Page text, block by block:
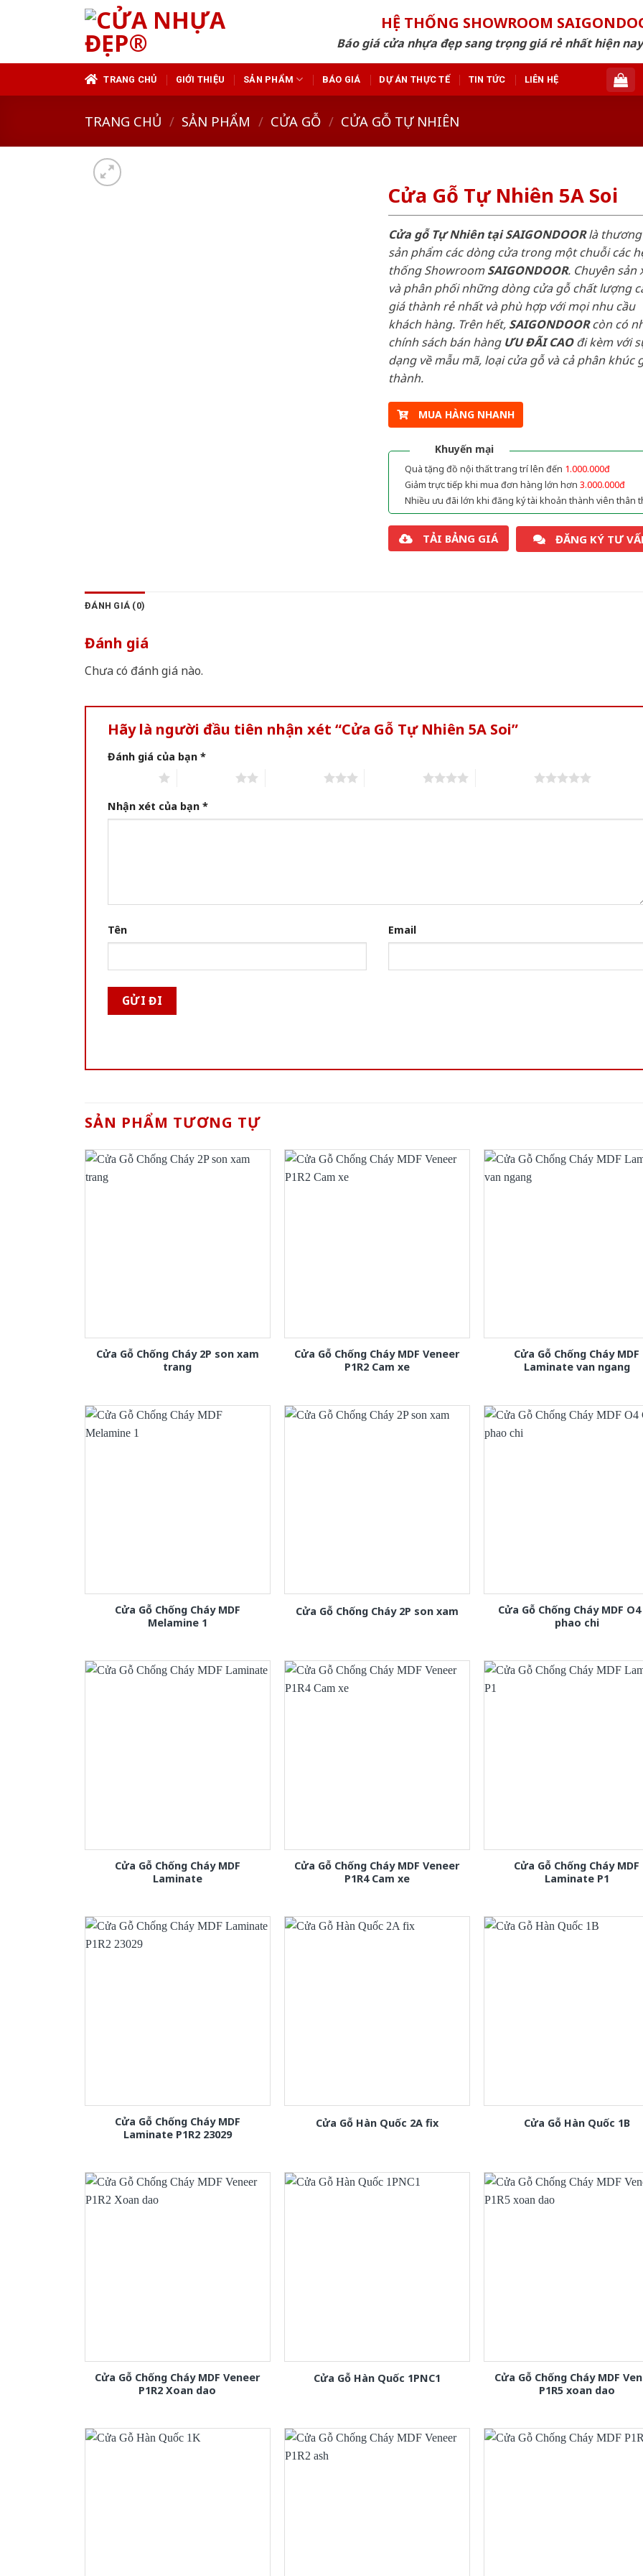
HỆ THỐNG SHOWROOM
Báo giá cửa nhựa đẹp sang trọng giá rẻ nhất hiện nay
TRANG CHỦ GIỚI THIỆU SẢN PHẨM BÁO GIÁ DỰ ÁN THỰC TẾ TIN TỨC LIÊN HỆ
TRANG CHỦ / SẢN PHẨM / CỬA GỖ / CỬA GỖ TỰ NHIÊN
Cửa Gỗ Tự Nhiên 5A Soi
Cửa gỗ Tự Nhiên tại SAIGONDOORlà thương
sản phẩm các dòng cửa trong một chuỗi các
thống ShowroomSAIGONDOOR. Chuyên sản
và phân phối những dòng cửa gỗ chất lượng
giá thành rẻ nhất và phù hợp với mọi nhu cầu
khách hàng. Trên hết, SAIGONDOORcòn có
chính sách bán hàng ƯU ĐÃI CAOđi kèm với
dạng về mẫu mã, loại cửa gỗ và cả phân khúc
thành.
MUA HÀNG NHANH
Khuyến mại
Quà tặng đồ nội thất trang trí lên đến 1.000.000đ
Giảm trực tiếp khi mua đơn hàng lớn hơn 3.000.000đ
Nhiều ưu đãi lớn khi đăng ký tài khoản thành viên thân
TẢI BẢNG GIÁ ĐĂNG KÝ TƯ
ĐÁNH GIÁ (0)
Đánh giá
Chưa có đánh giá nào.
Hãy là người đầu tiên nhận xét “Cửa Gỗ Tự Nhiên 5A Soi”
Đánh giá của bạn *
Nhận xét của bạn *
Tên Email
SẢN PHẨM TƯƠNG TỰ
Cửa Gỗ Chống Cháy 2P son xam
trang
Cửa Gỗ Chống Cháy MDF Veneer
P1R2 Cam xe
Cửa Gỗ Chống Cháy MDF
Laminate van ngang
Cửa Gỗ Chống Cháy MDF
Melamine 1
Cửa Gỗ Chống Cháy 2P son xam
Cửa Gỗ Chống Cháy MDF O4
phao chi
Cửa Gỗ Chống Cháy MDF
Laminate
Cửa Gỗ Chống Cháy MDF Veneer
P1R4 Cam xe
Cửa Gỗ Chống Cháy MDF
Laminate P1
Cửa Gỗ Chống Cháy MDF
Laminate P1R2 23029
Cửa Gỗ Hàn Quốc 2A fix Cửa Gỗ Hàn Quốc 1B
Cửa Gỗ Chống Cháy MDF Veneer
P1R2 Xoan dao
Cửa Gỗ Hàn Quốc 1PNC1
Cửa Gỗ Chống Cháy MDF
P1R5 xoan dao